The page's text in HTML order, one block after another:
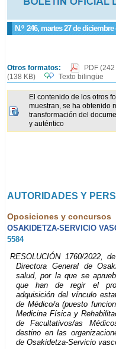
N.º 246, martes 27 de diciembre
Otros formatos: PDF (242
(138 KB)
Texto bilingüe
El contenido de los otros
muestran, se ha obtenido
transformación del
y auténtico
AUTORIDADES Y
Oposiciones y concursos
OSAKIDETZA-SERVICIO
5584
RESOLUCIÓN 1760/2022,
Directora General de
salud, por la que se
que han de regir el
adquisición del vínculo
de Médico/a (puesto
Medicina Física y
de Facultativos/as
destino en las
de Osakidetza-Servicio